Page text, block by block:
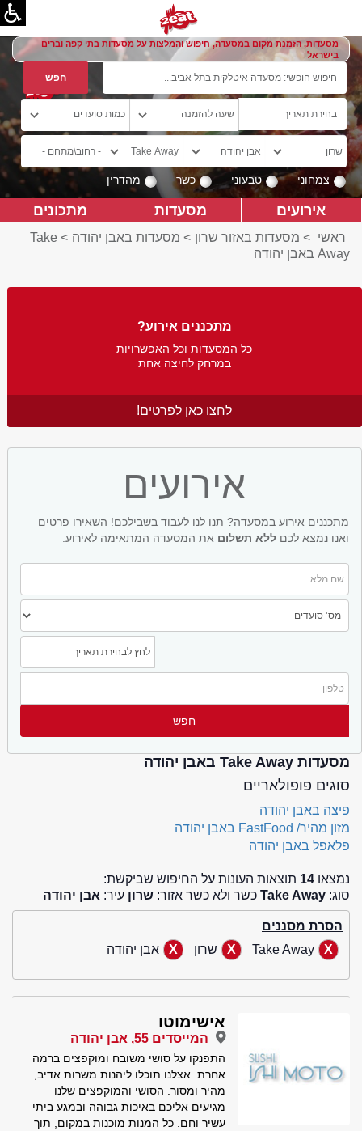
מסעדות, הזמנת מקום במסעדה, חיפוש והמלצות על מסעדות בתי קפה וברים
בישראל
צמחוני טבעוני כשר מהדרין
אירועים מסעדות מתכונים
ראשי > מסעדות באזור שרון > מסעדות באבן יהודה >
Take
Away באבן יהודה
מתכננים אירוע?
כל המסעדות וכל האפשרויות
במרחק לחיצה אחת
לחצו כאן לפרטים!
אירועים
מתכננים אירוע במסעדה? תנו לנו לעבוד בשבילכם! השאירו פרטים
ואנו נמצא לכם ללא תשלום את המסעדה המתאימה לאירוע.
מסעדות Take Away באבן יהודה
סוגים פופולאריים
פיצה באבן יהודה
מזון מהיר/ FastFood באבן יהודה
פלאפל באבן יהודה
נמצאו 14 תוצאות העונות על החיפוש שביקשת:
סוג: Take Away כשר ולא כשר אזור: שרון עיר: אבן יהודה
הסרת מסננים
Take Away
שרון אבן יהודה
אישימוטו
המייסדים 55, אבן יהודה
התפנקו על סושי משובח ומוקפצים ברמה
אחרת. אצלנו תוכלו ליהנות משרות אדיב,
מהיר ומסור. הסושי והמוקפצים שלנו
מגיעים אליכם באיכות גבוהה ובמגע ביתי
עשיר וחם. כל המנות מוכנות במקום, תוך